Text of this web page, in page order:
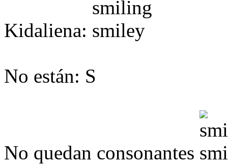
Kidaliena:
No están: S
No quedan consonantes